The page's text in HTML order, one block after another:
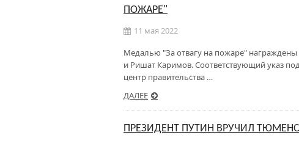
ПОЖАРЕ"
11 мая 2022
Медалью "За отвагу на пожаре"
и Ришат Каримов. Соответствующий указ
центр правительства …
ДАЛЕЕ
ПРЕЗИДЕНТ ПУТИН ВРУЧИЛ